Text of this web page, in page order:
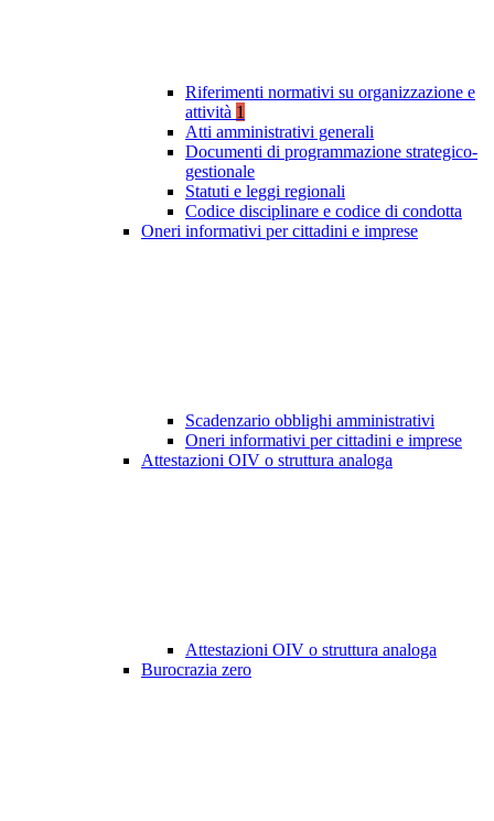
Riferimenti normativi su organizzazione e
attività 1
Atti amministrativi generali
Documenti di programmazione strategico-
gestionale
Statuti e leggi regionali
Codice disciplinare e codice di condotta
Oneri informativi per cittadini e imprese
Scadenzario obblighi amministrativi
Oneri informativi per cittadini e imprese
Attestazioni OIV o struttura analoga
Attestazioni OIV o struttura analoga
Burocrazia zero